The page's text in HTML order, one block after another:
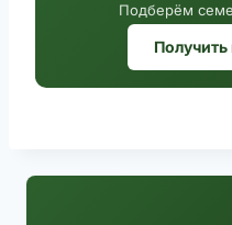
Подберём